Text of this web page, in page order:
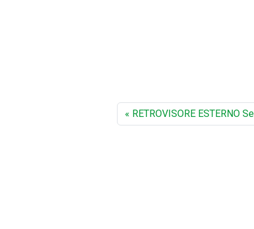
RETROVISORE ESTERNO